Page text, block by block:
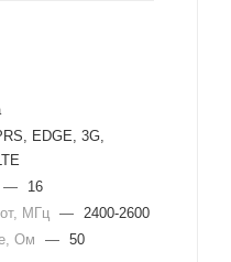
EDGE, 3G,
—
16
МГц — 2400-2600
Ом
— 50